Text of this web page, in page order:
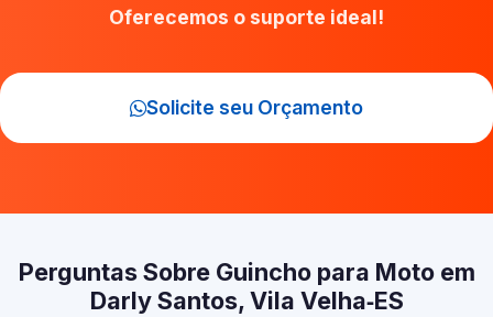
Oferecemos o suporte ideal!
Solicite seu Orçamento
Perguntas Sobre Guincho para Moto em
Darly Santos, Vila Velha‑ES